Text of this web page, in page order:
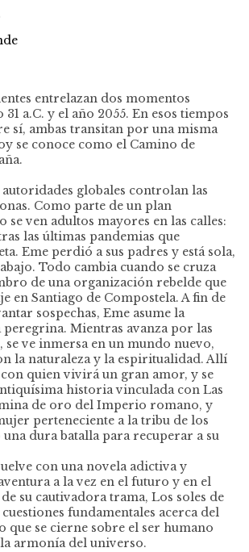
entrelazan dos momentos
a.C. y el año 2055. En esos tiempos
sí, ambas transitan por una misma
se conoce como el Camino de
globales controlan las
Como parte de un plan
se ven adultos mayores en las calles:
las últimas pandemias que
Eme perdió a sus padres y está sola,
Todo cambia cuando se cruza
de una organización rebelde que
en Santiago de Compostela. A fin de
sospechas, Eme asume la
Mientras avanza por las
se ve inmersa en un mundo nuevo,
la naturaleza y la espiritualidad. Allí
quien vivirá un gran amor, y se
historia vinculada con Las
de oro del Imperio romano, y
perteneciente a la tribu de los
dura batalla para recuperar a su
con una novela adictiva y
a la vez en el futuro y en el
su cautivadora trama, Los soles de
fundamentales acerca del
que se cierne sobre el ser humano
armonía del universo.